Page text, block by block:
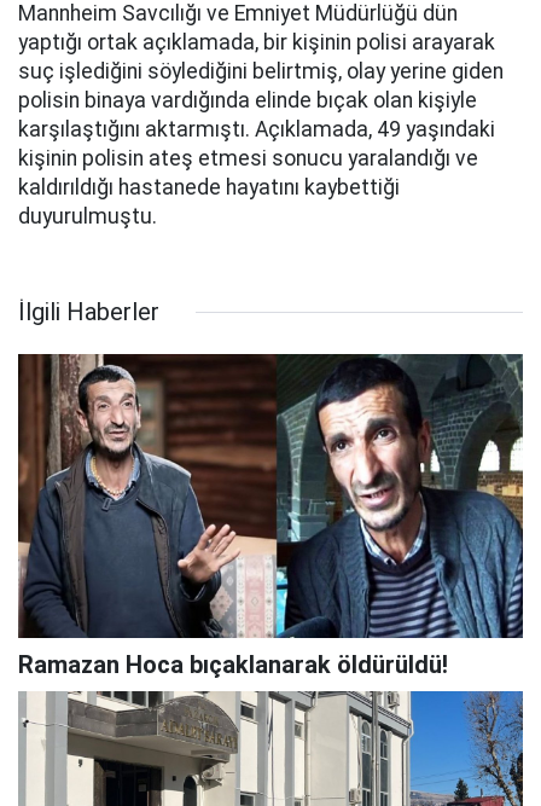
Mannheim Savcılığı ve Emniyet Müdürlüğü dün
yaptığı ortak açıklamada, bir kişinin polisi arayarak
suç işlediğini söylediğini belirtmiş, olay yerine giden
polisin binaya vardığında elinde bıçak olan kişiyle
karşılaştığını aktarmıştı. Açıklamada, 49 yaşındaki
kişinin polisin ateş etmesi sonucu yaralandığı ve
kaldırıldığı hastanede hayatını kaybettiği
duyurulmuştu.
İlgili Haberler
Ramazan Hoca bıçaklanarak öldürüldü!